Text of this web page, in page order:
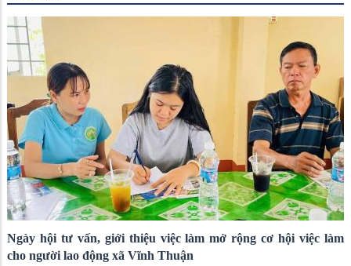
Ngày hội tư vấn, giới thiệu việc làm mở rộng cơ hội việc làm
cho người lao động xã Vĩnh Thuận